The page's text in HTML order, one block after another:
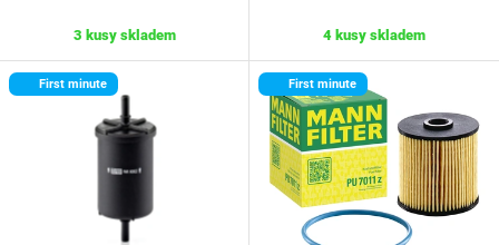
3 kusy skladem 4 kusy skladem
First minute First minute